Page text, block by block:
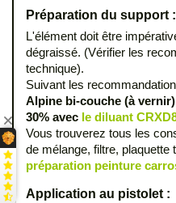
Préparation du support :
L'élément doit être
dégraissé. (Vérifier les
technique).
Suivant les
Alpine bi-couche (à
30% avec le diluant
Vous trouverez tous les
de mélange, filtre,
préparation peinture
Application au pistolet :